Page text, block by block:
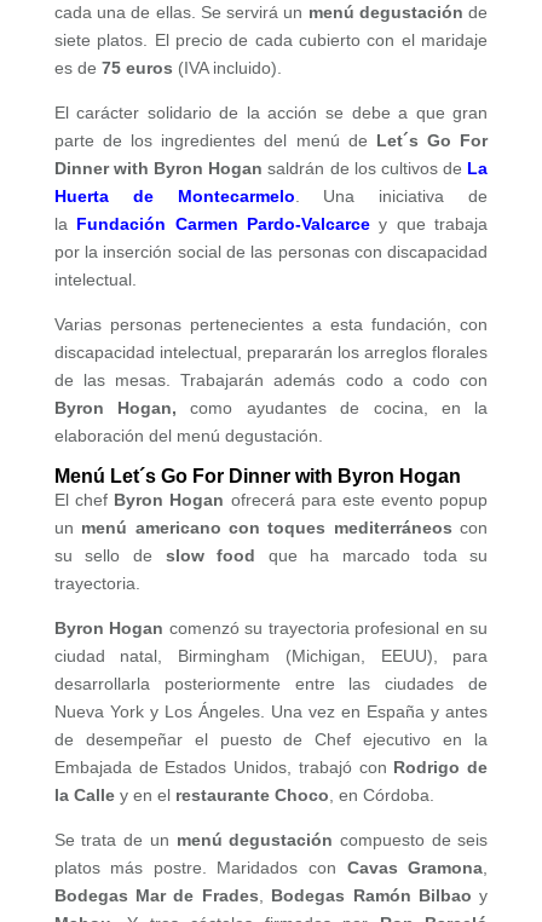
cada una de ellas. Se servirá un menú degustación de
siete platos. El precio de cada cubierto con el maridaje
es de 75 euros (IVA incluido).
El carácter solidario de la acción se debe a que gran
parte de los ingredientes del menú de Let´s Go For
Dinner with Byron Hogansaldrán de los cultivos de La
Huerta de Montecarmelo . Una iniciativa de
la Fundación Carmen Pardo-Valcarce y que trabaja
por la inserción social de las personas con discapacidad
intelectual.
Varias personas pertenecientes a esta fundación, con
discapacidad intelectual, prepararán los arreglos florales
de las mesas. Trabajarán además codo a codo con
Byron Hogan, como ayudantes de cocina, en la
elaboración del menú degustación.
Menú Let´s Go For Dinner with Byron Hogan
El chef Byron Hogan ofrecerá para este evento popup
un menú americano con toques mediterráneos con
su sello de slow food que ha marcado toda su
trayectoria.
Byron Hogan comenzó su trayectoria profesional en su
ciudad natal, Birmingham (Michigan, EEUU), para
desarrollarla posteriormente entre las ciudades de
Nueva York y Los Ángeles. Una vez en España y antes
de desempeñar el puesto de Chef ejecutivo en la
Embajada de Estados Unidos, trabajó con Rodrigo de
la Calley en el restaurante Choco , en Córdoba.
Se trata de un menú degustación compuesto de seis
platos más postre. Maridados con Cavas Gramona
Bodegas Mar de Frades
Bodegas Ramón Bilbaoy